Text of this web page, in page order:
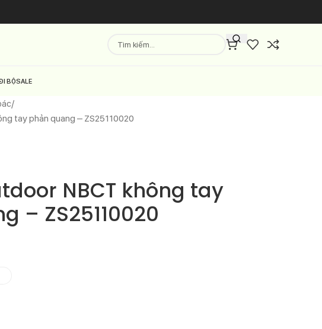
BỘSALE
tay phản quang – ZS25110020
NBCT không tay
– ZS25110020